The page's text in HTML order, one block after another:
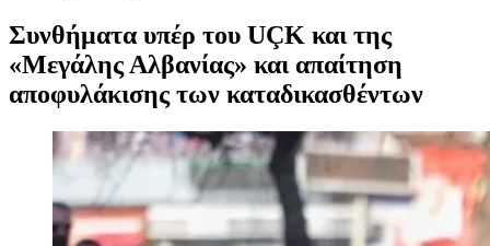
Συνθήματα υπέρ του UÇK και της
«Μεγάλης Αλβανίας» και απαίτηση
αποφυλάκισης των καταδικασθέντων